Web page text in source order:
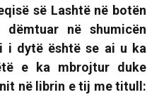
së Lashtë në botën
në shumicën
i dytë është se ai u ka
e ka mbrojtur duke
në librin e tij me titull: